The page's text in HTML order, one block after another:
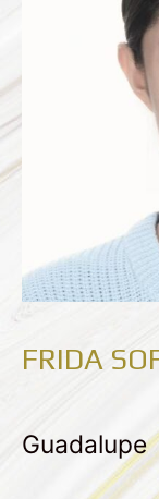
FRIDA
Guadalupe
MORENO